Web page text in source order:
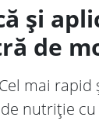
și
de
mai rapid
nutriție